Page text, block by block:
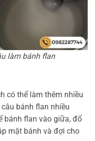
làm bánh flan
có thể làm thêm nhiều
bánh flan nhiều
bánh flan vào giữa, đổ
mặt bánh và đợi cho